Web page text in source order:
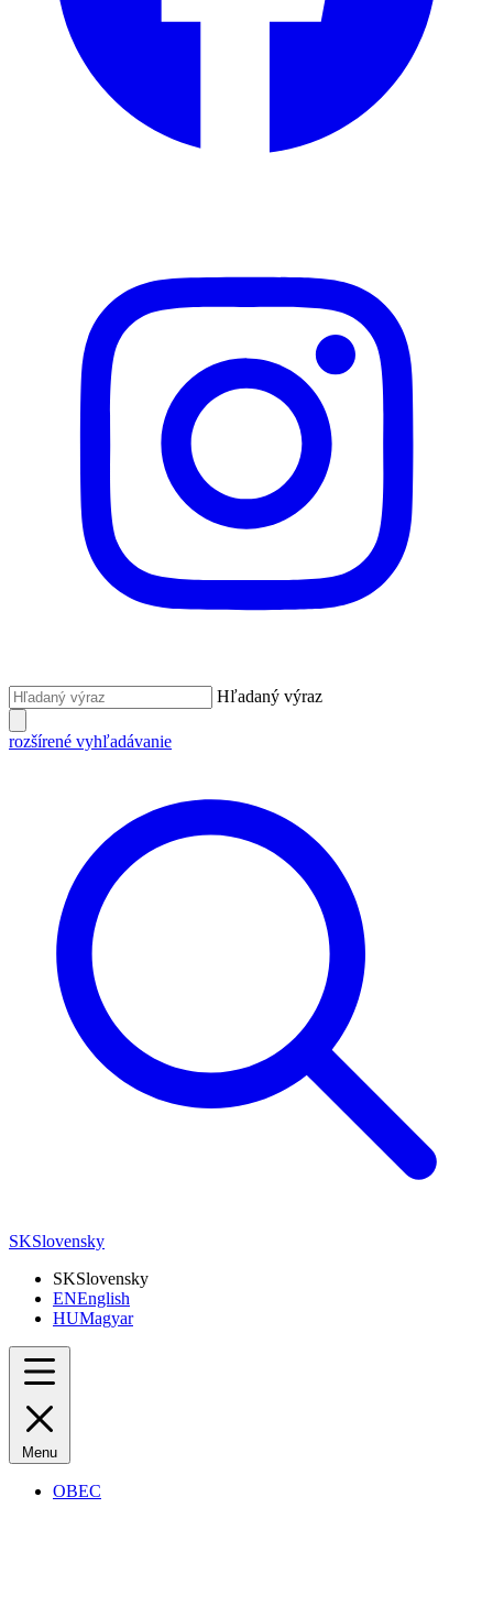
Hľadaný výraz
rozšírené vyhľadávanie
SKSlovensky
SKSlovensky
ENEnglish
HUMagyar
Menu
OBEC